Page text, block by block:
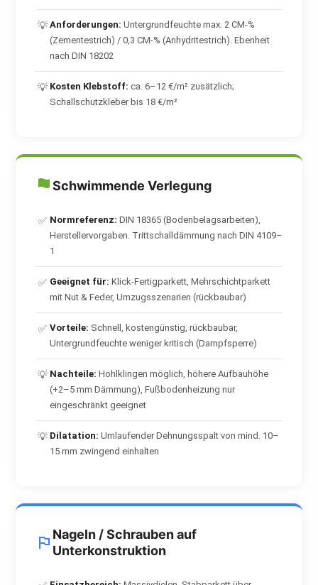
💡 Anforderungen: Untergrundfeuchte max. 2 CM-%
(Zementestrich) / 0,3 CM-% (Anhydritestrich). Ebenheit
nach DIN 18202
💡 Kosten Klebstoff: ca. 6–12 €/m² zusätzlich;
Schallschutzkleber bis 18 €/m²
Schwimmende Verlegung
✅ Normreferenz: DIN 18365 (Bodenbelagsarbeiten),
Herstellervorgaben. Trittschalldämmung nach DIN 4109–
1
✅ Geeignet für: Klick-Fertigparkett, Mehrschichtparkett
mit Nut & Feder, Umzugsszenarien (rückbaubar)
✅ Vorteile: Schnell, kostengünstig, rückbaubar,
Untergrundfeuchte weniger kritisch (Dampfsperre)
💡 Nachteile: Hohlklingen möglich, höhere Aufbauhöhe
(+2–5 mm Dämmung), Fußbodenheizung nur
eingeschränkt geeignet
💡 Dilatation: Umlaufender Dehnungsspalt von mind. 10–
15 mm zwingend einhalten
Nageln / Schrauben auf
Unterkonstruktion